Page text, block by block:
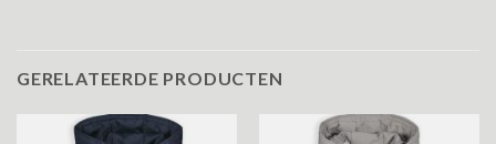
GERELATEERDE PRODUCTEN